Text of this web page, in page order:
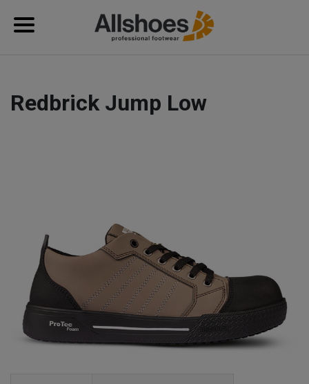
Redbrick Jump Low